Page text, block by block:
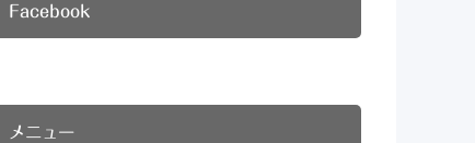
Facebook
メニュー